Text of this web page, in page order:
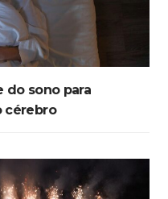
do sono para
cérebro